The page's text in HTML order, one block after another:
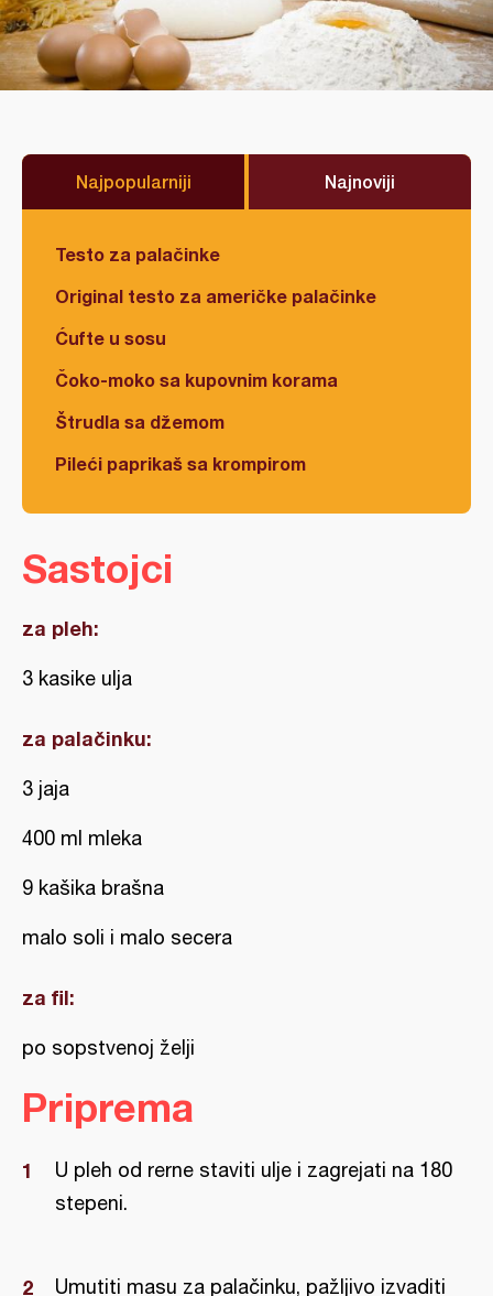
Najpopularniji Najnoviji
Testo za palačinke
Original testo za američke palačinke
Ćufte u sosu
Čoko-moko sa kupovnim korama
Štrudla sa džemom
Pileći paprikaš sa krompirom
Sastojci
za pleh:
3 kasike ulja
za palačinku:
3 jaja
400 ml mleka
9 kašika brašna
malo soli i malo secera
za fil:
po sopstvenoj želji
Priprema
U pleh od rerne staviti ulje i zagrejati na 180
stepeni.
Umutiti masu za palačinku, pažljivo izvaditi